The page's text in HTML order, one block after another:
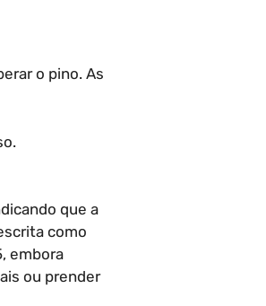
o pino. As
que a
como
embora
ou prender